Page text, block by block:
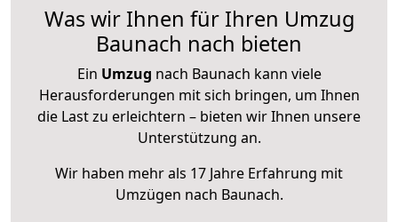
Was wir Ihnen für Ihren Umzug
Baunach nach bieten
Ein Umzug nach Baunach kann viele
Herausforderungen mit sich bringen, um Ihnen
die Last zu erleichtern – bieten wir Ihnen unsere
Unterstützung an.
Wir haben mehr als 17 Jahre Erfahrung mit
Umzügen nach Baunach.